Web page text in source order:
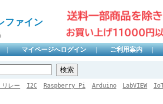
ファイン
｜ マイページへログイン ｜ ご利用案内 ｜
リレー I2C Raspberry Pi Arduino LabVIEW